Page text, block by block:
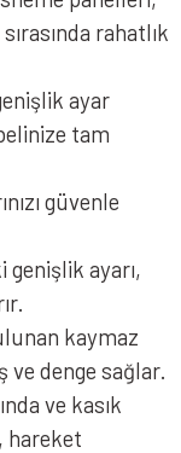
rahatlık
ayar
tam
güvenle
genişlik ayarı,
kaymaz
ve denge sağlar.
ve kasık
hareket